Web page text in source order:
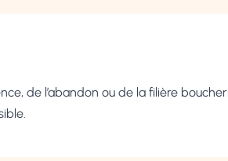
de l’abandon ou de la filière